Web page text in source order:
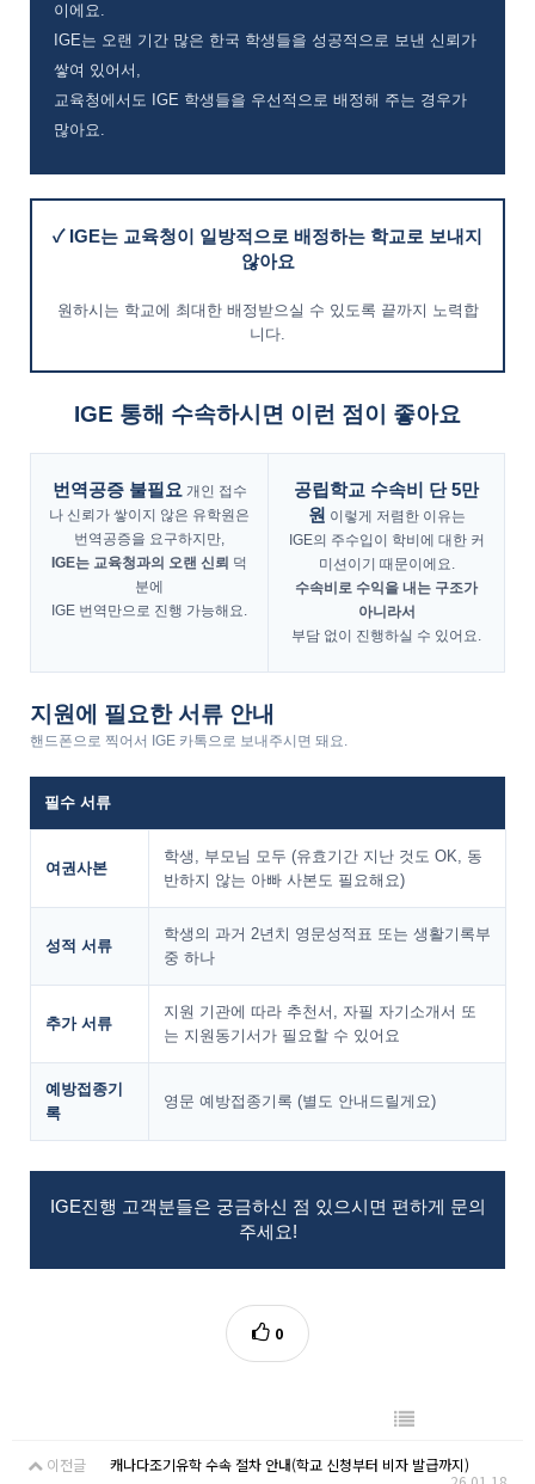
이에요.
IGE는 오랜 기간 많은 한국 학생들을 성공적으로 보낸 신뢰가
쌓여 있어서,
교육청에서도 IGE 학생들을 우선적으로 배정해 주는 경우가
많아요.
✓ IGE는 교육청이 일방적으로 배정하는 학교로 보내지
않아요
원하시는 학교에 최대한 배정받으실 수 있도록 끝까지 노력합
니다.
IGE 통해 수속하시면 이런 점이 좋아요
번역공증 불필요 개인 접수
나 신뢰가 쌓이지 않은 유학원은
번역공증을 요구하지만,
IGE는 교육청과의 오랜 신뢰 덕
분에
IGE 번역만으로 진행 가능해요.
공립학교 수속비 단 5만
원 이렇게 저렴한 이유는
IGE의 주수입이 학비에 대한 커
미션이기 때문이에요.
수속비로 수익을 내는 구조가
아니라서
부담 없이 진행하실 수 있어요.
지원에 필요한 서류 안내
핸드폰으로 찍어서 IGE 카톡으로 보내주시면 돼요.
필수 서류
여권사본
학생, 부모님 모두 (유효기간 지난 것도 OK, 동
반하지 않는 아빠 사본도 필요해요)
성적 서류
학생의 과거 2년치 영문성적표 또는 생활기록부
중 하나
추가 서류
지원 기관에 따라 추천서, 자필 자기소개서 또
는 지원동기서가 필요할 수 있어요
예방접종기
록
영문 예방접종기록 (별도 안내드릴게요)
IGE진행 고객분들은 궁금하신 점 있으시면 편하게 문의
주세요!
0
이전글
캐나다조기유학 수속 절차 안내(학교 신청부터 비자 발급까지)